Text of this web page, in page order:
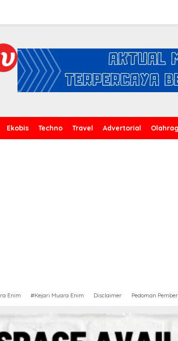
Ekobis Techno Travel Advertorial
Enim #Kejari Muara Enim Disclaimer Pedoman